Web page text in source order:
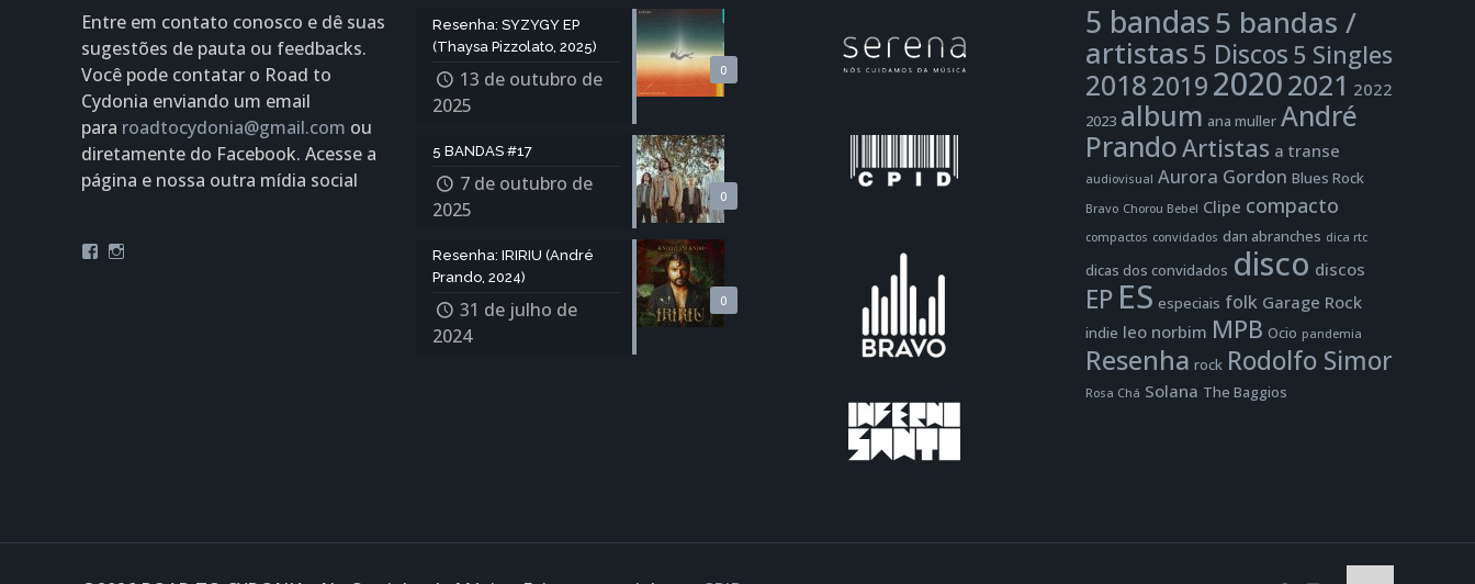
Entre em contato conosco e dê suas
sugestões de pauta ou feedbacks.
Você pode contatar o Road to
Cydonia enviando um email
para roadtocydonia@gmail.com ou
diretamente do Facebook. Acesse a
página e nossa outra mídia social
Facebook
0
Resenha: SYZYGY EP
(Thaysa Pizzolato, 2025)
13 de outubro de
2025
0
5 BANDAS #17
7 de outubro de
2025
0
Resenha: IRIRIU (André
Prando, 2024)
31 de julho de
2024
5 bandas5 bandas /
artistas5 Discos 5 Singles
2018201920202021 2022
2023 album ana muller André
PrandoArtistas a transe
audiovisual Aurora Gordon Blues Rock
Bravo Chorou Bebel Clipe compacto
compactos convidados dan abranches dica rtc
dicas dos convidados disco discos
EP ES especiais folk Garage Rock
indie leo norbim MPB Ocio pandemia
Resenha rock Rodolfo Simor
Rosa Chá Solana The Baggios